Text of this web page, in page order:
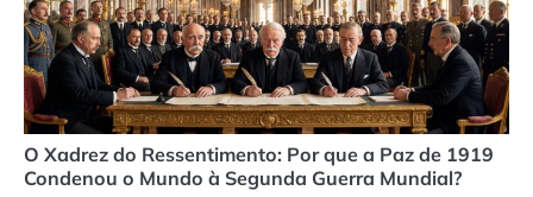
O Xadrez do Ressentimento: Por que a Paz de 1919
Condenou o Mundo à Segunda Guerra Mundial?